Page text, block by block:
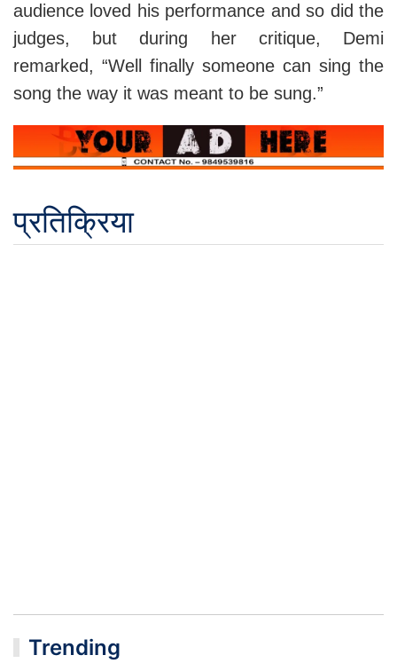
audience loved his performance and so did the
judges, but during her critique, Demi
remarked, “Well finally someone can sing the
song the way it was meant to be sung.”
प्रतिक्रिया
Trending